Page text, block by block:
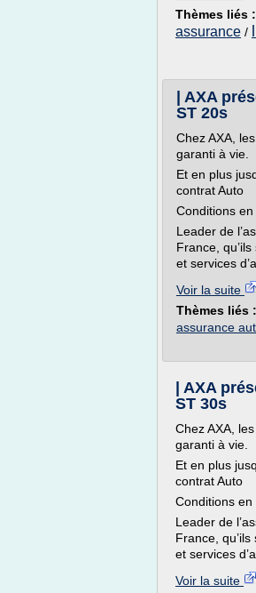
Thèmes liés :
assurance /
| AXA
ST 20s
Chez AXA,
garanti à vie.
Et en plus
contrat Auto
Conditions
Leader de
France,
et services
Voir la suite
Thèmes liés :
assurance
| AXA
ST 30s
Chez AXA,
garanti à vie.
Et en plus
contrat Auto
Conditions
Leader de
France,
et services
Voir la suite